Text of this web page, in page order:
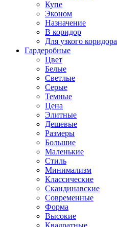
Купе
Эконом
Назначение
В коридор
Для узкого коридора
Гардеробные
Цвет
Белые
Светлые
Серые
Темные
Цена
Элитные
Дешевые
Размеры
Большие
Маленькие
Стиль
Минимализм
Классические
Скандинавские
Современные
Форма
Высокие
Квадратные